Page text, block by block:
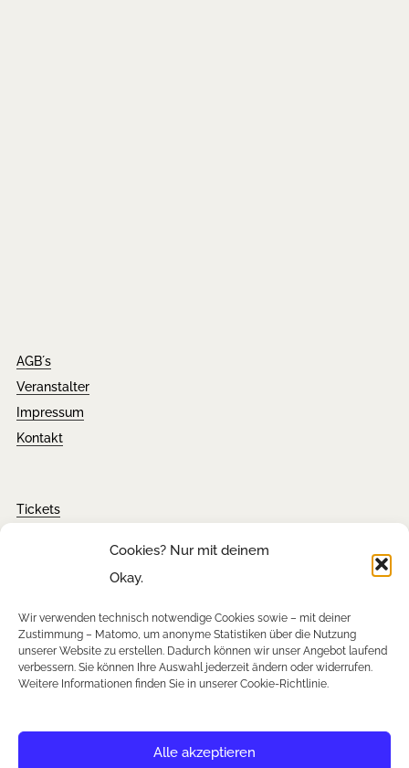
Cookies? Nur mit deinem
Okay.
Wir verwenden technisch notwendige Cookies sowie – mit deiner
Zustimmung – Matomo, um anonyme Statistiken über die Nutzung
unserer Website zu erstellen. Dadurch können wir unser Angebot laufend
verbessern. Sie können Ihre Auswahl jederzeit ändern oder widerrufen.
Weitere Informationen finden Sie in unserer Cookie-Richtlinie.
Alle akzeptieren
AGB´s
Veranstalter
Impressum
Kontakt
Tickets
Newsletter